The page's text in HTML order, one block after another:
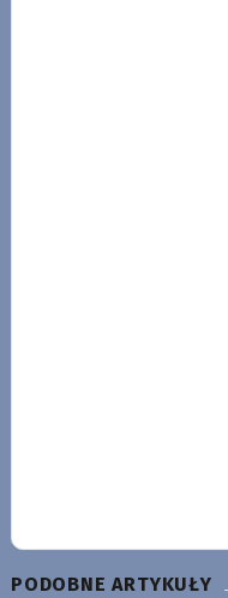
PODOBNE ARTYKUŁY